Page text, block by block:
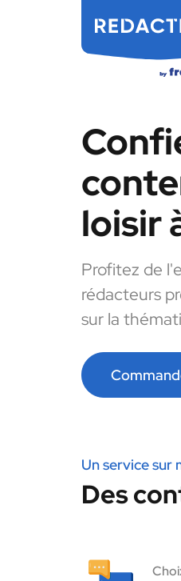
loisir
Profitez de
rédacteurs
sur la
Un service sur
Des